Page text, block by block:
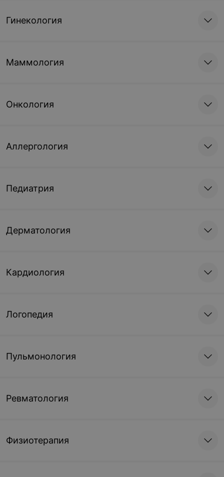
Гинекология
Маммология
Онкология
Аллергология
Педиатрия
Дерматология
Кардиология
Логопедия
Пульмонология
Ревматология
Физиотерапия